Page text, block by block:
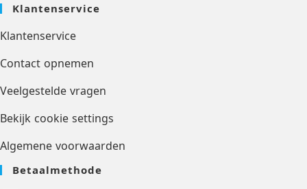
Klantenservice
Klantenservice
Contact opnemen
Veelgestelde vragen
Bekijk cookie settings
Algemene voorwaarden
Betaalmethode